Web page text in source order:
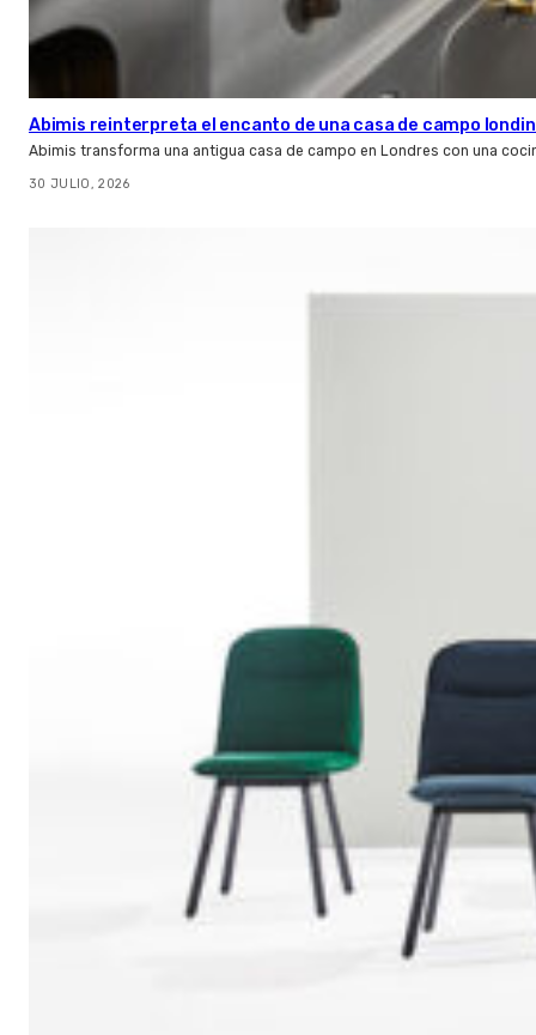
Abimis reinterpreta el encanto de una casa de campo
Abimis transforma una antigua casa de campo en Londres con una
30 JULIO, 2026